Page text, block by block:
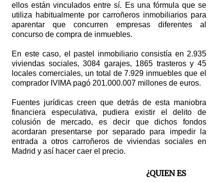
ellos están vinculados entre sí. Es una fórmula que se
utiliza habitualmente por carroñeros inmobiliarios para
aparentar que concurren empresas diferentes al
concurso de compra de inmuebles.
En este caso, el pastel inmobiliario consistía en 2.935
viviendas sociales, 3084 garajes, 1865 trasteros y 45
locales comerciales, un total de 7.929 inmuebles que el
comprador IVIMA pagó 201.000.007 millones de euros.
Fuentes jurídicas creen que detrás de esta maniobra
financiera especulativa, pudiera existir el delito de
colusión de mercado, es decir que dichos fondos
acordaran presentarse por separado para impedir la
entrada a otros carroñeros de viviendas sociales en
Madrid y así hacer caer el precio.
¿QUIEN ES